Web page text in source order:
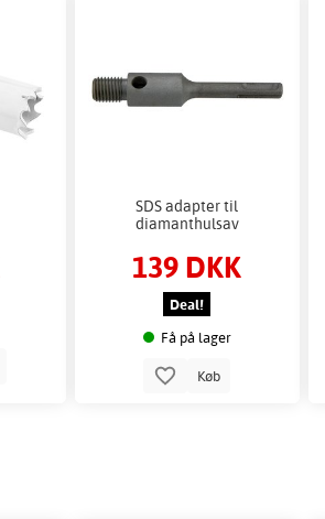
SDS adapter til
diamanthulsav
139 DKK
Deal!
Få på lager
Køb